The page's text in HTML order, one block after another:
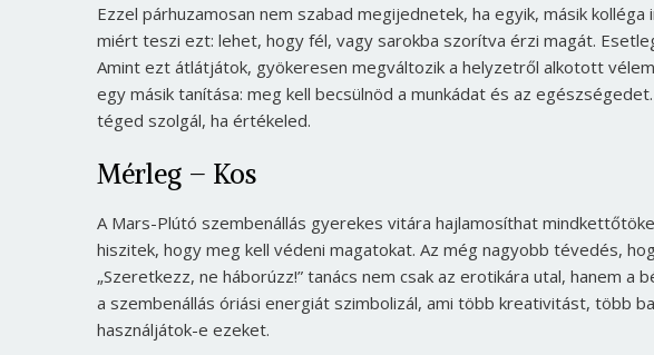
Ezzel párhuzamosan nem szabad megijednetek, ha egyik, másik
miért teszi ezt: lehet, hogy fél, vagy sarokba szorítva érzi magát.
Amint ezt átlátjátok, gyökeresen megváltozik a helyzetről alkotott
egy másik tanítása: meg kell becsülnöd a munkádat és az
téged szolgál, ha értékeled.
Mérleg – Kos
A Mars-Plútó szembenállás gyerekes vitára hajlamosíthat
hiszitek, hogy meg kell védeni magatokat. Az még nagyobb tévedés,
„Szeretkezz, ne háborúzz!” tanács nem csak az erotikára utal, hanem
a szembenállás óriási energiát szimbolizál, ami több kreativitást, több
használjátok-e ezeket.